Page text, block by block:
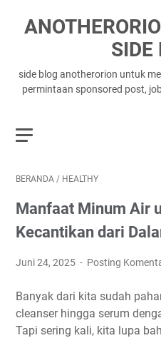
SIDE
side blog anotherorion untuk
permintaan sponsored post,
BERANDA / HEALTHY
Manfaat Minum Air
Kecantikan dari
Juni 24, 2025 Posting
Banyak dari kita sudah
cleanser hingga serum
Tapi sering kali, kita lupa